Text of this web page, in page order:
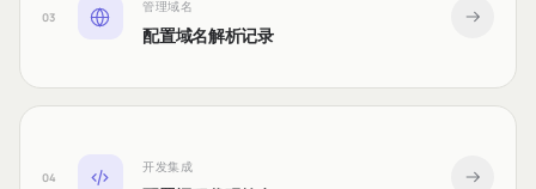
03
管理域名
配置域名解析记录
04
开发集成